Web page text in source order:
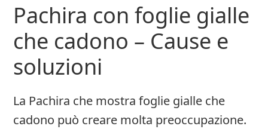
Pachira con foglie gialle
che cadono​​ – Cause e
soluzioni
La Pachira che mostra foglie gialle che
cadono può creare molta preoccupazione.